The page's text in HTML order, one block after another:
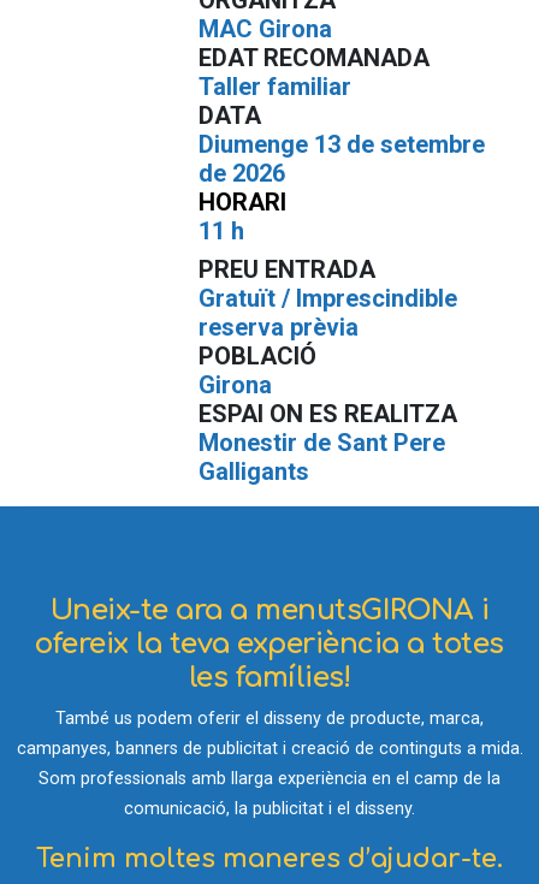
MAC Girona
EDAT RECOMANADA
Taller familiar
DATA
Diumenge 13 de setembre
de 2026
HORARI
11 h
PREU ENTRADA
Gratuït / Imprescindible
reserva prèvia
POBLACIÓ
Girona
ESPAI ON ES REALITZA
Monestir de Sant Pere
Galligants
Uneix-te ara a menutsGIRONA i
ofereix la teva experiència a totes
les famílies!
També us podem oferir el disseny de producte, marca,
campanyes, banners de publicitat i creació de continguts a mida.
Som professionals amb llarga experiència en el camp de la
comunicació, la publicitat i el disseny.
Tenim moltes maneres d’ajudar-te.